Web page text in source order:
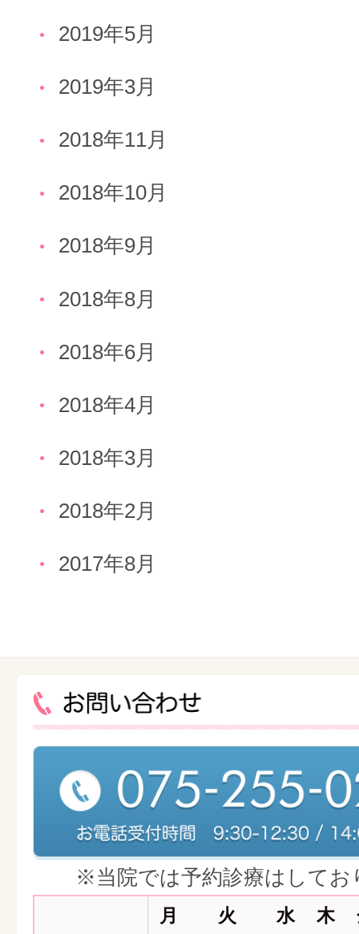
2019年5月
2019年3月
2018年11月
2018年10月
2018年9月
2018年8月
2018年6月
2018年4月
2018年3月
2018年2月
2017年8月
※当院では予約診療はしてお
月 火 水 木